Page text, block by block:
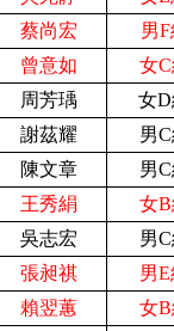
蔡尚宏
男
曾意如
女
周芳瑀
女
謝茲耀
男
陳文章
男
王秀絹
女
吳志宏
男
張昶祺
男
賴翌蕙
女